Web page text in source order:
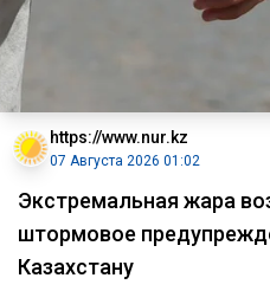
https://www.nur.kz
07 Августа 2026 01:02
Экстремальная жара
штормовое
Казахстану